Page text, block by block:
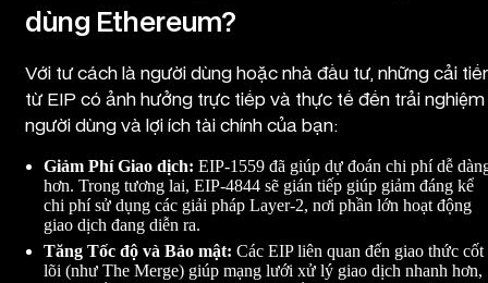
dùng Ethereum?
Với tư cách là người dùng hoặc nhà đầu tư, những cải
từ EIP có ảnh hưởng trực tiếp và thực tế đến trải nghiệm
người dùng và lợi ích tài chính của bạn:
Giảm Phí Giao dịch: EIP-1559 đã giúp dự đoán chi phí dễ
hơn. Trong tương lai, EIP-4844 sẽ gián tiếp giúp giảm đáng kể
chi phí sử dụng các giải pháp Layer-2, nơi phần lớn hoạt động
giao dịch đang diễn ra.
Tăng Tốc độ và Bảo mật: Các EIP liên quan đến giao thức cốt
lõi (như The Merge) giúp mạng lưới xử lý giao dịch nhanh hơn,